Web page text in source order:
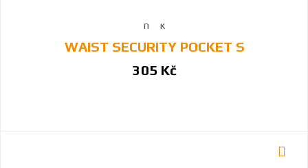
WAIST SECURITY POCKET S
305 Kč